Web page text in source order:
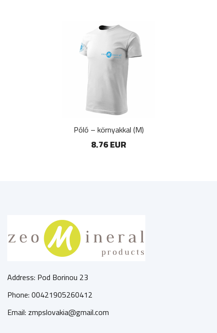
Póló – környakkal (M)
8.76 EUR
Address: Pod Borinou 23
Phone: 00421905260412
Email: zmpslovakia@gmail.com